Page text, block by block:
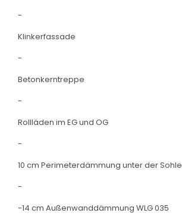
-
Klinkerfassade
-
Betonkerntreppe
-
Rollläden im EG und OG
-
10 cm Perimeterdämmung unter der Sohle
-
-14 cm Außenwanddämmung WLG 035